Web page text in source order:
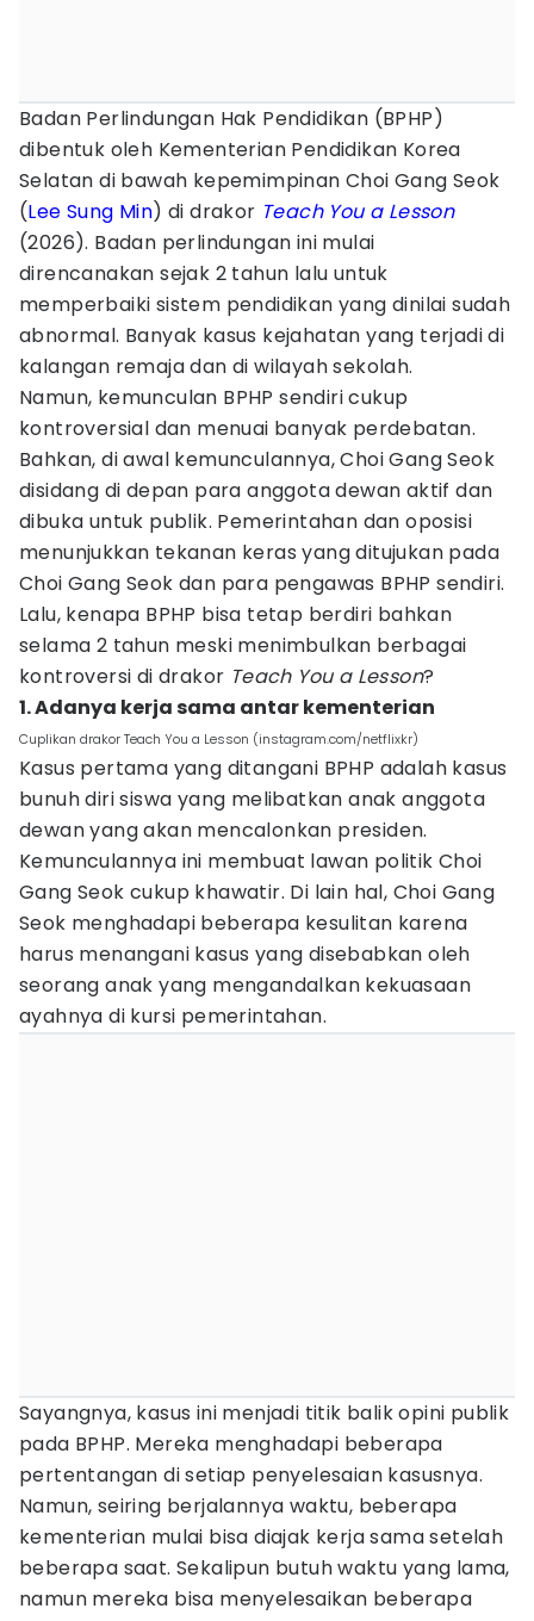
Badan Perlindungan Hak Pendidikan (BPHP)
dibentuk oleh Kementerian Pendidikan Korea
Selatan di bawah kepemimpinan Choi Gang Seok
(Lee Sung Min) di drakor Teach You a Lesson
(2026). Badan perlindungan ini mulai
direncanakan sejak 2 tahun lalu untuk
memperbaiki sistem pendidikan yang dinilai sudah
abnormal. Banyak kasus kejahatan yang terjadi di
kalangan remaja dan di wilayah sekolah.
Namun, kemunculan BPHP sendiri cukup
kontroversial dan menuai banyak perdebatan.
Bahkan, di awal kemunculannya, Choi Gang Seok
disidang di depan para anggota dewan aktif dan
dibuka untuk publik. Pemerintahan dan oposisi
menunjukkan tekanan keras yang ditujukan pada
Choi Gang Seok dan para pengawas BPHP sendiri.
Lalu, kenapa BPHP bisa tetap berdiri bahkan
selama 2 tahun meski menimbulkan berbagai
kontroversi di drakor Teach You a Lesson?
1. Adanya kerja sama antar kementerian
Cuplikan drakor Teach You a Lesson (instagram.com/netflixkr)
Kasus pertama yang ditangani BPHP adalah kasus
bunuh diri siswa yang melibatkan anak anggota
dewan yang akan mencalonkan presiden.
Kemunculannya ini membuat lawan politik Choi
Gang Seok cukup khawatir. Di lain hal, Choi Gang
Seok menghadapi beberapa kesulitan karena
harus menangani kasus yang disebabkan oleh
seorang anak yang mengandalkan kekuasaan
ayahnya di kursi pemerintahan.
Sayangnya, kasus ini menjadi titik balik opini publik
pada BPHP. Mereka menghadapi beberapa
pertentangan di setiap penyelesaian kasusnya.
Namun, seiring berjalannya waktu, beberapa
kementerian mulai bisa diajak kerja sama setelah
beberapa saat. Sekalipun butuh waktu yang lama,
namun mereka bisa menyelesaikan beberapa